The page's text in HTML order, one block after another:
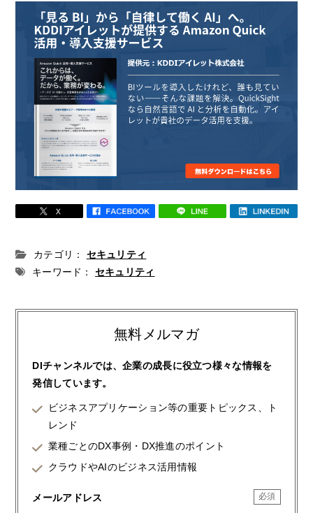
カテゴリ：
セキュリティ
キーワード：
セキュリティ
無料メルマガ
DIチャンネルでは、企業の成長に役立つ様々な情報を
発信しています。
ビジネスアプリケーション等の重要トピックス、ト
レンド
業種ごとのDX事例・DX推進のポイント
クラウドやAIのビジネス活用情報
メールアドレス